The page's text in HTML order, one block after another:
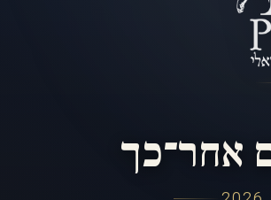
אחר־כך